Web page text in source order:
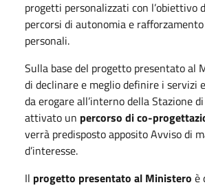
progetti personalizzati con l’obiettivo
percorsi di autonomia e
personali.
Sulla base del progetto presentato al
di declinare e meglio definire i servizi
da erogare all’interno della Stazione
attivato un percorso di co-
verrà predisposto apposito Avviso di
d’interesse.
Il progetto presentato al Ministero è